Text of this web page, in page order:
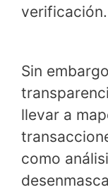
verificación.
Sin
llevar a
como